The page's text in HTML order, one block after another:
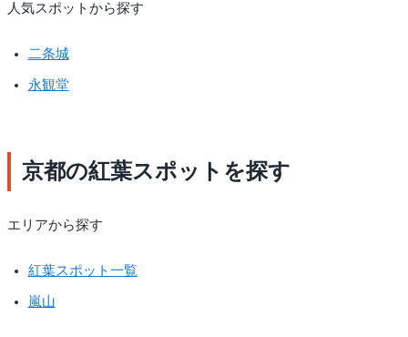
人気スポットから探す
二条城
永観堂
京都の紅葉スポットを探す
エリアから探す
紅葉スポット一覧
嵐山